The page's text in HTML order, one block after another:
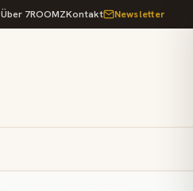
Über 7ROOMZKontakt Newsletter